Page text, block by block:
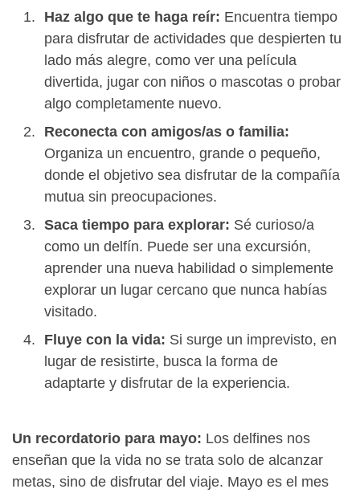
Haz algo que te haga reír: Encuentra tiempo
para disfrutar de actividades que despierten tu
lado más alegre, como ver una película
divertida, jugar con niños o mascotas o probar
algo completamente nuevo.
Reconecta con amigos/as o familia:
Organiza un encuentro, grande o pequeño,
donde el objetivo sea disfrutar de la compañía
mutua sin preocupaciones.
Saca tiempo para explorar: Sé curioso/a
como un delfín. Puede ser una excursión,
aprender una nueva habilidad o simplemente
explorar un lugar cercano que nunca habías
visitado.
Fluye con la vida: Si surge un imprevisto, en
lugar de resistirte, busca la forma de
adaptarte y disfrutar de la experiencia.
Un recordatorio para mayo: Los delfines nos
enseñan que la vida no se trata solo de alcanzar
metas, sino de disfrutar del viaje. Mayo es el mes